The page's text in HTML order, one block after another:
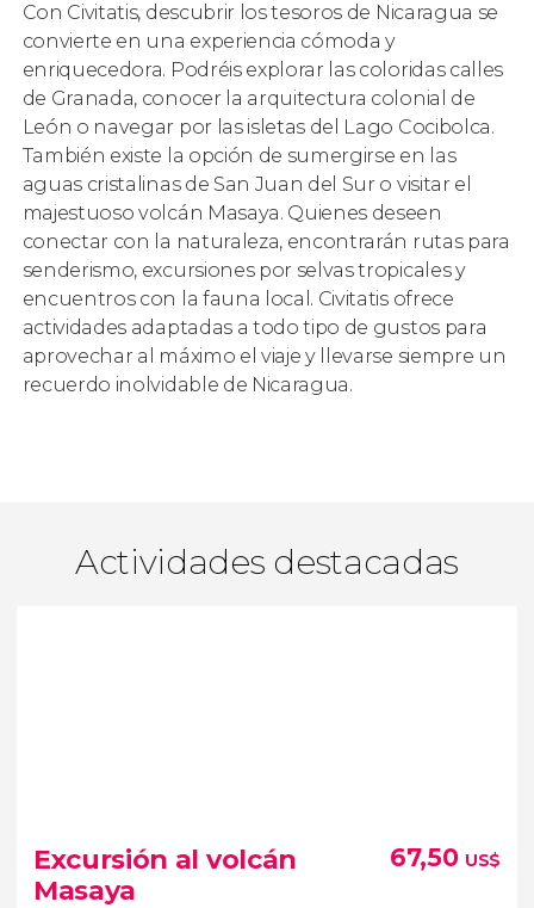
Con Civitatis, descubrir los tesoros de Nicaragua se
convierte en una experiencia cómoda y
enriquecedora. Podréis explorar las coloridas calles
de Granada, conocer la arquitectura colonial de
León o navegar por las isletas del Lago Cocibolca.
También existe la opción de sumergirse en las
aguas cristalinas de San Juan del Sur o visitar el
majestuoso volcán Masaya. Quienes deseen
conectar con la naturaleza, encontrarán rutas para
senderismo, excursiones por selvas tropicales y
encuentros con la fauna local. Civitatis ofrece
actividades adaptadas a todo tipo de gustos para
aprovechar al máximo el viaje y llevarse siempre un
recuerdo inolvidable de Nicaragua.
Actividades destacadas
Excursión al volcán
Masaya
67,50 US$